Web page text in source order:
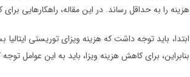
هزینه را به حداقل رساند. در این مقاله، راهکارهایی
ابتدا، باید توجه داشت که هزینه ویزای توریستی
بنابراین، برای کاهش هزینه ویزا، باید به این عوامل توجه